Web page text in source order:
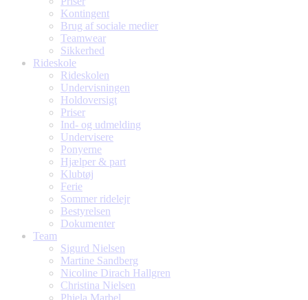
Kontingent
Brug af sociale medier
Teamwear
Sikkerhed
Rideskole
Rideskolen
Undervisningen
Holdoversigt
Priser
Ind- og udmelding
Undervisere
Ponyerne
Hjælper & part
Klubtøj
Ferie
Sommer ridelejr
Bestyrelsen
Dokumenter
Team
Sigurd Nielsen
Martine Sandberg
Nicoline Dirach Hallgren
Christina Nielsen
Phiela Marbel